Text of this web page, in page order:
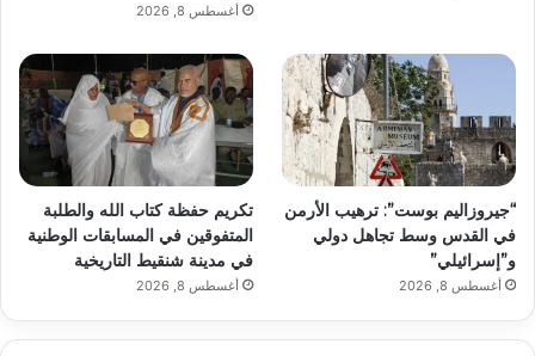
أغسطس 8, 2026
“جيروزاليم بوست”: ترهيب الأرمن
في القدس وسط تجاهل دولي
و”إسرائيلي”
أغسطس 8, 2026
تكريم حفظة كتاب الله والطلبة
المتفوقين في المسابقات الوطنية
في مدينة شنقيط التاريخية
أغسطس 8, 2026